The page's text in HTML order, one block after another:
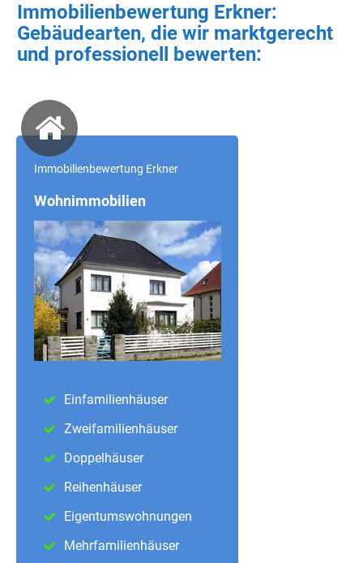
Immobilienbewertung Erkner:
Gebäudearten, die wir marktgerecht
und professionell bewerten:
Immobilienbewertung Erkner
Wohnimmobilien
Einfamilienhäuser
Zweifamilienhäuser
Doppelhäuser
Reihenhäuser
Eigentumswohnungen
Mehrfamilienhäuser